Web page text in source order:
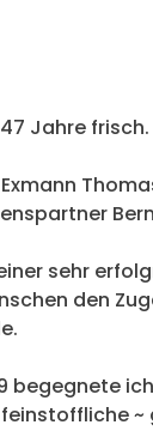
Jahre frisch.
sehr
den
begegnete
~